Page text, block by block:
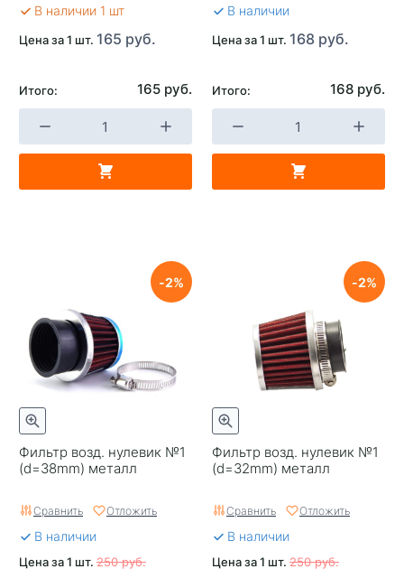
В наличии 1 шт
Цена за 1 шт. 165 руб.
Итого: 165 руб.
В наличии
Цена за 1 шт. 168 руб.
Итого: 168 руб.
Фильтр возд. нулевик №1
(d=38mm) металл
2
Сравнить Отложить
В наличии
Цена за 1 шт. 250 руб.
Фильтр возд. нулевик №1
(d=32mm) металл
2
Сравнить Отложить
В наличии
Цена за 1 шт. 250 руб.